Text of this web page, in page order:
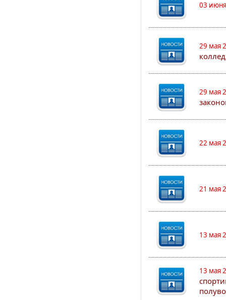
03
29 мая
29 мая
22 мая
21 мая
13 мая
13 мая